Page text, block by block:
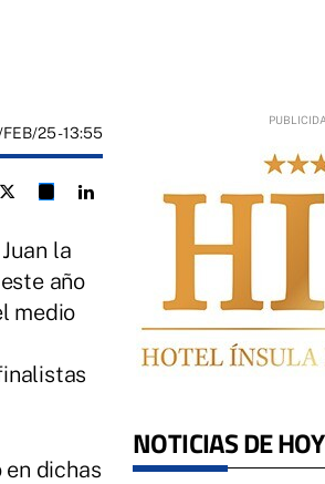
25 - 13:55
la
año
medio
dichas
NOTICIAS DE HOY